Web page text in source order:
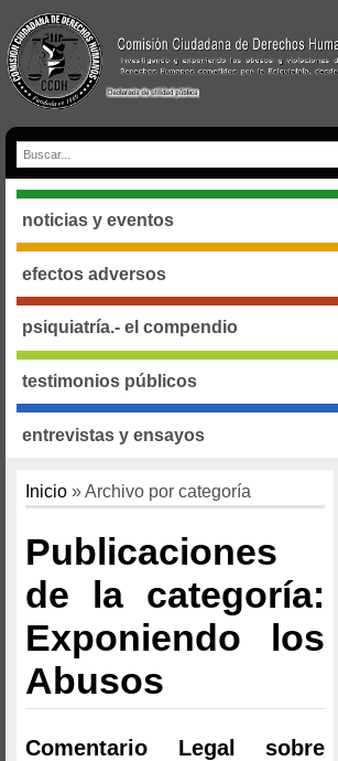
noticias y eventos
efectos adversos
psiquiatría.- el compendio
testimonios públicos
entrevistas y ensayos
Inicio » Archivo por categoría
Publicaciones
de la categoría:
Exponiendo los
Abusos
Comentario Legal sobre